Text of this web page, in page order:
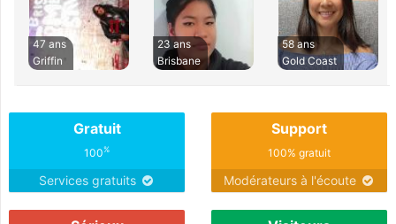
47 ans
Griffin
23 ans
Brisbane
58 ans
Gold Coast
Gratuit
100%
Services gratuits
Support
100% gratuit
Modérateurs à l'écoute